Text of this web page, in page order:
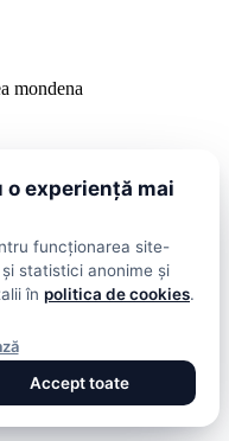
mondena
& BeautyCasa si Gradina
HomeTermeni și
experiență mai
funcționarea site-
statistici anonime și
în politica de cookies.
Accept toate